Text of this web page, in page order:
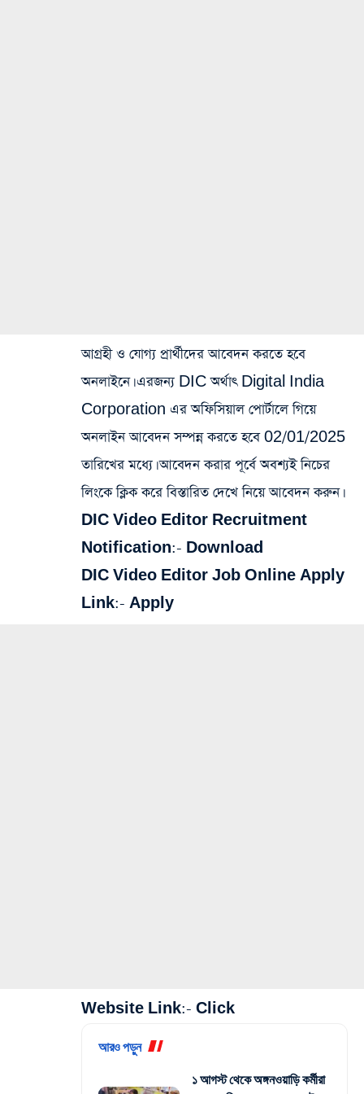
আগ্রহী ও যোগ্য প্রার্থীদের আবেদন করতে হবে
অনলাইনে। এরজন্য DIC অর্থাৎ Digital India
Corporation এর অফিসিয়াল পোর্টালে গিয়ে
অনলাইন আবেদন সম্পন্ন করতে হবে 02/01/2025
তারিখের মধ্যে। আবেদন করার পূর্বে অবশ্যই নিচের
লিংকে ক্লিক করে বিস্তারিত দেখে নিয়ে আবেদন করুন।
DIC Video Editor Recruitment
Notification:- Download
DIC Video Editor Job Online Apply
Link:- Apply
Website Link:- Click
আরও পড়ুন
১ আগস্ট থেকে অঙ্গনওয়াড়ি কর্মীরা